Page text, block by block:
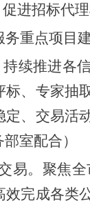
进招标代
务重点项目
持续推进各
、专家抽
、交易活
部室配合）
易。聚焦
完成各类